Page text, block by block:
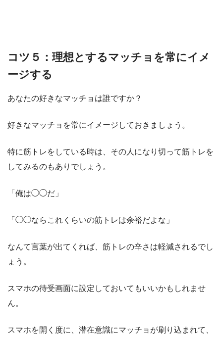
コツ５：理想とするマッチョを常にイメ
ージする
あなたの好きなマッチョは誰ですか？
好きなマッチョを常にイメージしておきましょう。
特に筋トレをしている時は、その人になり切って筋トレを
してみるのもありでしょう。
「俺は◯◯だ」
「◯◯ならこれくらいの筋トレは余裕だよな」
なんて言葉が出てくれば、筋トレの辛さは軽減されるでし
ょう。
スマホの待受画面に設定しておいてもいいかもしれませ
ん。
スマホを開く度に、潜在意識にマッチョが刷り込まれて、